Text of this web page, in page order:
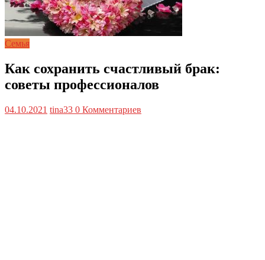
Семья
Как сохранить счастливый брак:
советы профессионалов
04.10.2021 tina33 0 Комментариев